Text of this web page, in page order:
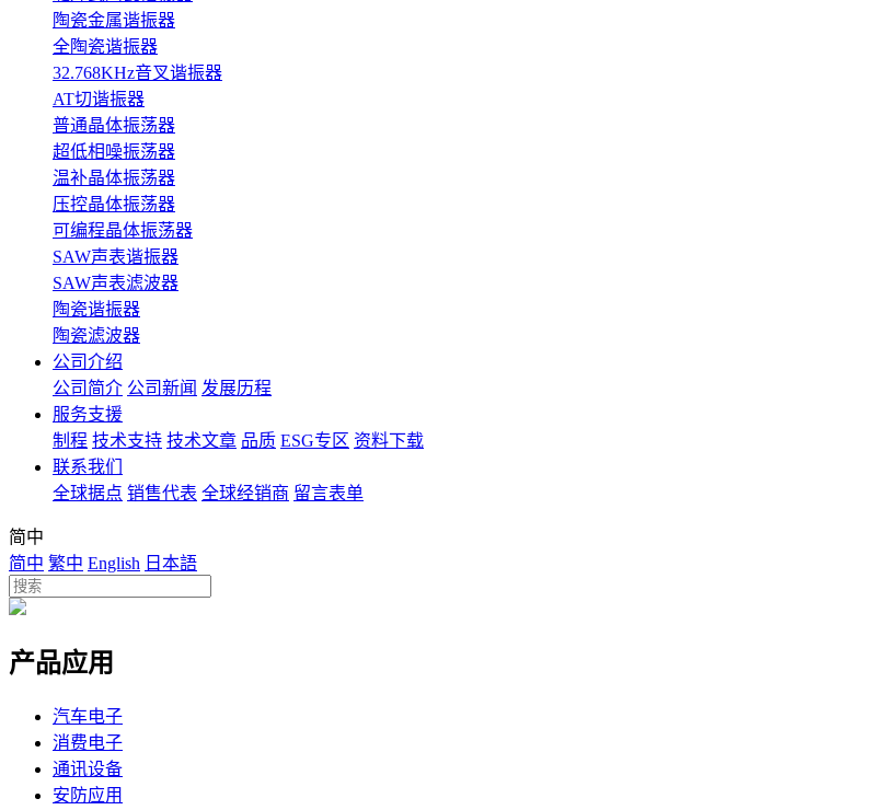
陶瓷金属谐振器
全陶瓷谐振器
32.768KHz音叉谐振器
AT切谐振器
普通晶体振荡器
超低相噪振荡器
温补晶体振荡器
压控晶体振荡器
可编程晶体振荡器
SAW声表谐振器
SAW声表滤波器
陶瓷谐振器
陶瓷滤波器
公司介绍
公司简介 公司新闻 发展历程
服务支援
制程 技术支持 技术文章 品质 ESG专区 资料下载
联系我们
全球据点 销售代表 全球经销商 留言表单
简中
简中 繁中 English 日本語
产品应用
汽车电子
消费电子
通讯设备
安防应用